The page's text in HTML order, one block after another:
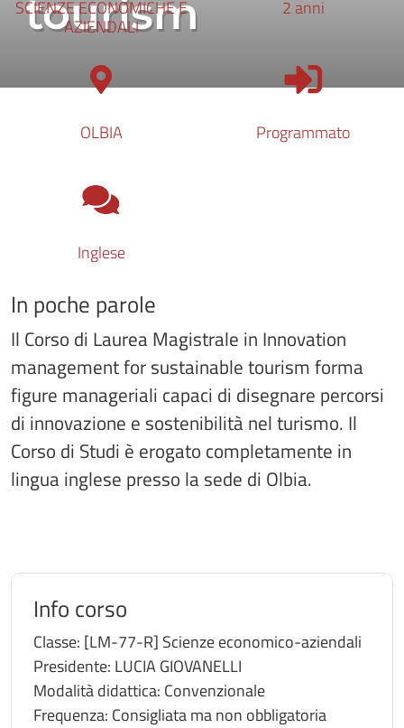
tourism
SCIENZE ECONOMICHE E
AZIENDALI
2 anni
OLBIA Programmato
Inglese
In poche parole
Il Corso di Laurea Magistrale in Innovation
management for sustainable tourism forma
figure manageriali capaci di disegnare percorsi
di innovazione e sostenibilità nel turismo. Il
Corso di Studi è erogato completamente in
lingua inglese presso la sede di Olbia.
Info corso
Classe: [LM-77-R] Scienze economico-aziendali
Presidente: LUCIA GIOVANELLI
Modalità didattica: Convenzionale
Frequenza: Consigliata ma non obbligatoria